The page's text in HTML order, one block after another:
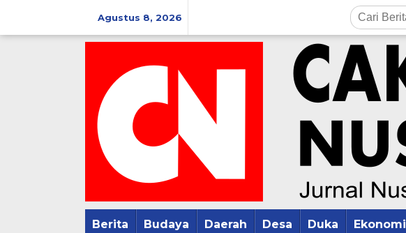
konten
Agustus 8, 2026
Berita Budaya Daerah Desa Duka Ekonomi